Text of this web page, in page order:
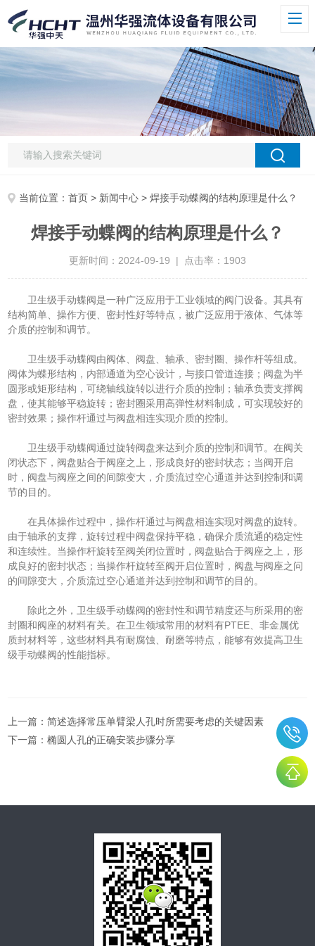
当前位置：首页 > 新闻中心 > 焊接手动蝶阀的结构原理是什么？
焊接手动蝶阀的结构原理是什么？
更新时间：2024-09-19 | 点击率：1903
卫生级手动蝶阀是一种广泛应用于工业领域的阀门设备。其具有
结构简单、操作方便、密封性好等特点，被广泛应用于液体、气体等
介质的控制和调节。
卫生级手动蝶阀由阀体、阀盘、轴承、密封圈、操作杆等组成。
阀体为蝶形结构，内部通道为空心设计，与接口管道连接；阀盘为半
圆形或矩形结构，可绕轴线旋转以进行介质的控制；轴承负责支撑阀
盘，使其能够平稳旋转；密封圈采用高弹性材料制成，可实现较好的
密封效果；操作杆通过与阀盘相连实现介质的控制。
卫生级手动蝶阀通过旋转阀盘来达到介质的控制和调节。在阀关
闭状态下，阀盘贴合于阀座之上，形成良好的密封状态；当阀开启
时，阀盘与阀座之间的间隙变大，介质流过空心通道并达到控制和调
节的目的。
在具体操作过程中，操作杆通过与阀盘相连实现对阀盘的旋转。
由于轴承的支撑，旋转过程中阀盘保持平稳，确保介质流通的稳定性
和连续性。当操作杆旋转至阀关闭位置时，阀盘贴合于阀座之上，形
成良好的密封状态；当操作杆旋转至阀开启位置时，阀盘与阀座之问
的间隙变大，介质流过空心通道并达到控制和调节的目的。
除此之外，卫生级手动蝶阀的密封性和调节精度还与所采用的密
封圈和阀座的材料有关。在卫生领域常用的材料有PTEE、非金属优
质封材料等，这些材料具有耐腐蚀、耐磨等特点，能够有效提高卫生
级手动蝶阀的性能指标。
上一篇：简述选择常压单臂梁人孔时所需要考虑的关键因素
下一篇：椭圆人孔的正确安装步骤分享